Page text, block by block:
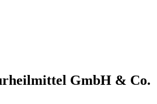
GmbH & Co.